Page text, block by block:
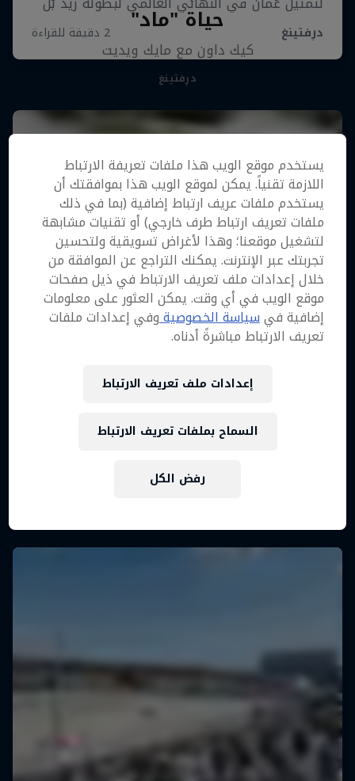
حياة "ماد"
كيك داون مع مايك ويديت
درِفتينغ
يستخدم موقع الويب هذا ملفات تعريفة الارتباط
اللازمة تقنياً. يمكن لموقع الويب هذا بموافقتك أن
يستخدم ملفات عريف ارتباط إضافية (بما في ذلك
ملفات تعريف ارتباط طرف خارجي) أو تقنيات مشابهة
لتشغيل موقعنا؛ وهذا لأغراض تسويقية ولتحسين
تجربتك عبر الإنترنت. يمكنك التراجع عن الموافقة من
خلال إعدادات ملف تعريف الارتباط في ذيل صفحات
موقع الويب في أي وقت. يمكن العثور على معلومات
إضافية فيسياسة الخصوصيةوفي إعدادات ملفات
تعريف الارتباط مباشرةً أدناه.
إعدادات ملف تعريف الارتباط
رفض الكل
السماح بملفات تعريف الارتباط